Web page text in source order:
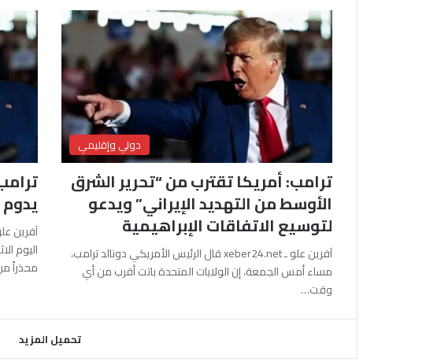
دولي وإقليمي
ترامب: أمريكا تقترب من “تحرير الشرق
الأوسط من التهديد الإيراني” ويدعو
لتوسيع الاتفاقات الإبراهيمية
آفرين علو ـ xeber24.net قال الرئيس الأمريكي دونالد ترامب،
مساء أمس الجمعة، إن الولايات المتحدة باتت أقرب من أي
وقت…
اليوم
محذراً
تحميل المزيد